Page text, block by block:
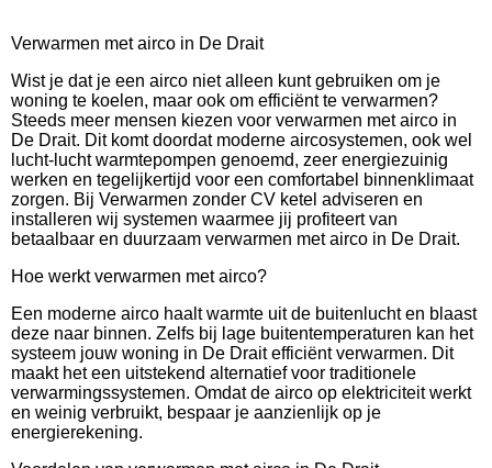
Verwarmen met airco in De Drait
Wist je dat je een airco niet alleen kunt gebruiken om je
woning te koelen, maar ook om efficiënt te verwarmen?
Steeds meer mensen kiezen voor verwarmen met airco in
De Drait. Dit komt doordat moderne aircosystemen, ook wel
lucht-lucht warmtepompen genoemd, zeer energiezuinig
werken en tegelijkertijd voor een comfortabel binnenklimaat
zorgen. Bij Verwarmen zonder CV ketel adviseren en
installeren wij systemen waarmee jij profiteert van
betaalbaar en duurzaam verwarmen met airco in De Drait.
Hoe werkt verwarmen met airco?
Een moderne airco haalt warmte uit de buitenlucht en blaast
deze naar binnen. Zelfs bij lage buitentemperaturen kan het
systeem jouw woning in De Drait efficiënt verwarmen. Dit
maakt het een uitstekend alternatief voor traditionele
verwarmingssystemen. Omdat de airco op elektriciteit werkt
en weinig verbruikt, bespaar je aanzienlijk op je
energierekening.